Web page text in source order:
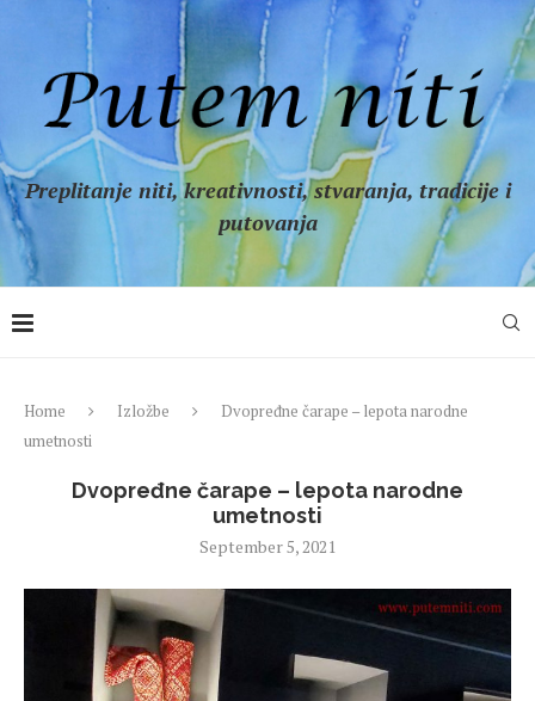
Preplitanje niti, kreativnosti, stvaranja, tradicije i
putovanja
Home Izložbe
Dvopređne čarape – lepota narodne
umetnosti
Dvopređne čarape – lepota narodne
umetnosti
September 5, 2021